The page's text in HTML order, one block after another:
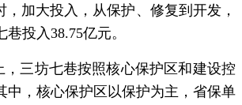
，加大投入，从保护、修复到开发，
投入38.75亿元。
，三坊七巷按照核心保护区和建设控
中，核心保护区以保护为主，省保单